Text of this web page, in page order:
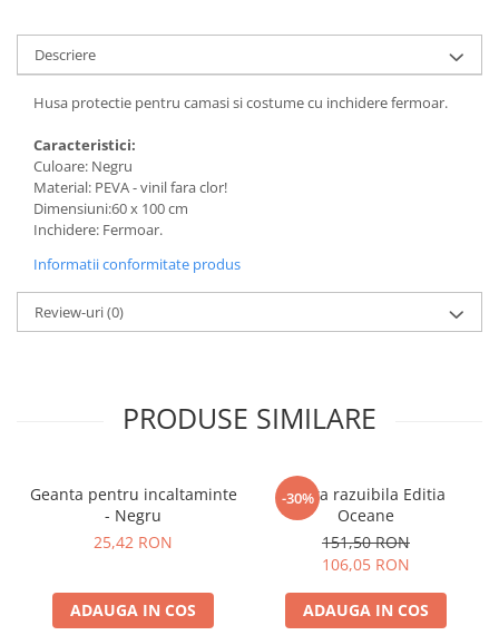
Descriere
Husa protectie pentru camasi si costume cu inchidere fermoar.
Caracteristici:
Culoare: Negru
Material: PEVA - vinil fara clor!
Dimensiuni:60 x 100 cm
Inchidere: Fermoar.
Informatii conformitate produs
Review-uri(0)
PRODUSE SIMILARE
Geanta pentru incaltaminte
- Negru
25,42 RON
ADAUGA IN COS
-30%
Harta razuibila Editia
Oceane
151,50 RON
106,05 RON
ADAUGA IN COS